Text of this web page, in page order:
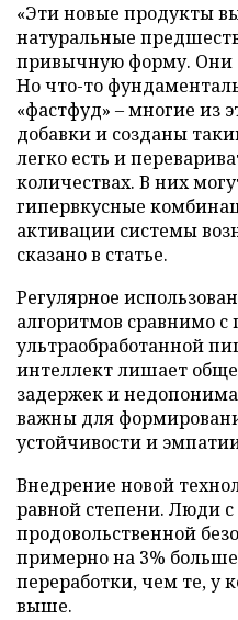
«Эти новые продукты
натуральные
привычную форму. Они
Но что-то
«фастфуд» – многие из
добавки и созданы
легко есть и
количествах. В них
гипервкусные
активации системы
сказано в статье.
Регулярное
алгоритмов сравнимо с
ультраобработанной
интеллект лишает
задержек и
важны для
устойчивости и
Внедрение новой
равной степени. Люди
продовольственной
примерно на 3%
переработки, чем те, у
выше.